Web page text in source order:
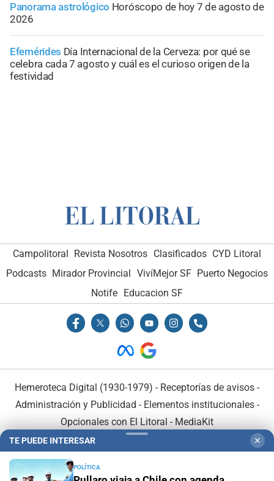
Panorama astrológico Horóscopo de hoy 7 de agosto de
2026
Efemérides Día Internacional de la Cerveza: por qué se
celebra cada 7 agosto y cuál es el curioso origen de la
festividad
Campolitoral Revista Nosotros Clasificados CYD Litoral
Podcasts Mirador Provincial VivíMejor SF Puerto Negocios
Notife
Educacion SF
Hemeroteca Digital (1930-1979) - Receptorías de avisos -
Administración y Publicidad - Elementos institucionales-
Opcionales con El Litoral - MediaKit
TE PUEDE INTERESAR ✕
POLÍTICA